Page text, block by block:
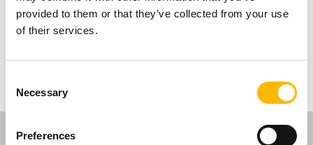
provided to them or that they’ve collected from your use
of their services.
Selection
Necessary
Preferences